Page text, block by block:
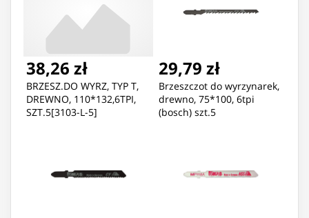
38,26 zł
BRZESZ.DO WYRZ, TYP T,
DREWNO, 110*132,6TPI,
SZT.5[3103-L-5]
29,79 zł
Brzeszczot do wyrzynarek,
drewno, 75*100, 6tpi
(bosch) szt.5